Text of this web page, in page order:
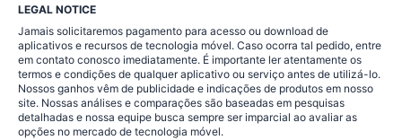
LEGAL NOTICE
Jamais solicitaremos pagamento para acesso ou download de
aplicativos e recursos de tecnologia móvel. Caso ocorra tal pedido, entre
em contato conosco imediatamente. É importante ler atentamente os
termos e condições de qualquer aplicativo ou serviço antes de utilizá-lo.
Nossos ganhos vêm de publicidade e indicações de produtos em nosso
site. Nossas análises e comparações são baseadas em pesquisas
detalhadas e nossa equipe busca sempre ser imparcial ao avaliar as
opções no mercado de tecnologia móvel.